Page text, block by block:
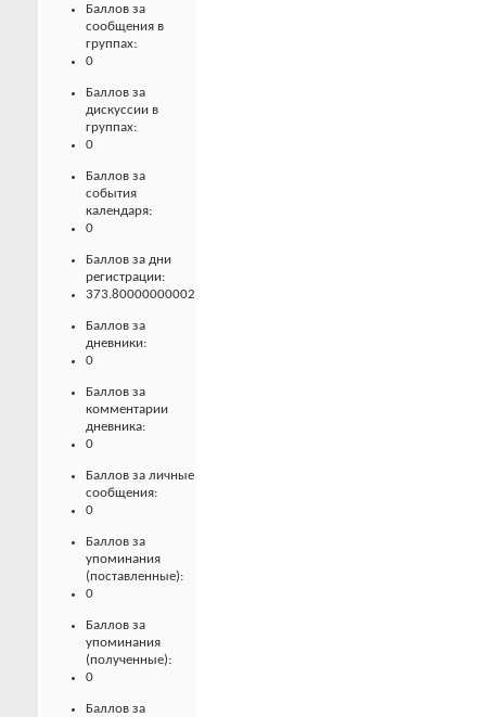
Баллов за
сообщения в
группах:
0
Баллов за
дискуссии в
группах:
0
Баллов за
события
календаря:
0
Баллов за дни
регистрации:
373.80000000002
Баллов за
дневники:
0
Баллов за
комментарии
дневника:
0
Баллов за личные
сообщения:
0
Баллов за
упоминания
(поставленные):
0
Баллов за
упоминания
(полученные):
0
Баллов за